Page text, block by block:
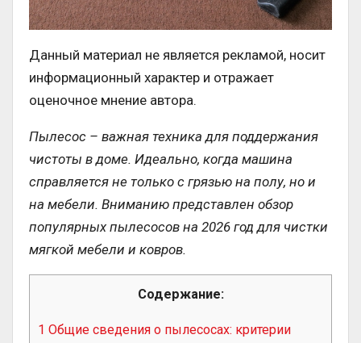
Данный материал не является рекламой, носит
информационный характер и отражает
оценочное мнение автора.
Пылесос – важная техника для поддержания
чистоты в доме. Идеально, когда машина
справляется не только с грязью на полу, но и
на мебели. Вниманию представлен обзор
популярных пылесосов на 2026 год для чистки
мягкой мебели и ковров.
Содержание:
1 Общие сведения о пылесосах: критерии